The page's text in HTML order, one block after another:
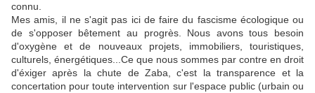
connu.
Mes amis, il ne s'agit pas ici de faire du fascisme écologique ou
de s'opposer bêtement au progrès. Nous avons tous besoin
d'oxygène et de nouveaux projets, immobiliers, touristiques,
culturels, énergétiques...Ce que nous sommes par contre en droit
d'éxiger après la chute de Zaba, c'est la transparence et la
concertation pour toute intervention sur l'espace public (urbain ou